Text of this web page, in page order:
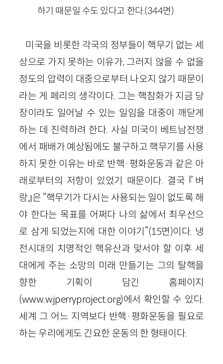
하기 때문일 수도 있다고 한다.(344면)
미국을 비롯한 각국의 정부들이 핵무기 없는 세
상으로 가지 못하는 이유가, 그러지 않을 수 없을
정도의 압력이 대중으로부터 나오지 않기 때문이
라는 게 페리의 생각이다. 그는 핵참화가 지금 당
장이라도 일어날 수 있는 일임을 대중이 깨닫게
하는 데 진력하려 한다. 사실 미국이 베트남전쟁
에서 패배가 예상됨에도 불구하고 핵무기를 사용
하지 못한 이유는 바로 반핵 · 평화운동과 같은 아
래로부터의 저항이 있었기 때문이다. 결국 『벼
랑』은 “핵무기가 다시는 사용되는 일이 없도록 해
야 한다는 목표를 어쩌다 나의 삶에서 최우선으
로 삼게 되었는지에 대한 이야기”(15면)이다. 냉
전시대의 치명적인 핵유산과 맞서야 할 이후 세
대에게 주는 소망의 미래 만들기는 그의 탈핵을
향한 기획이 담긴 홈페이지
(www.wjperryproject.org)에서 확인할 수 있다.
세계 그 어느 지역보다 반핵 · 평화운동을 필요로
하는 우리에게도 긴요한 운동의 한 형태이다.